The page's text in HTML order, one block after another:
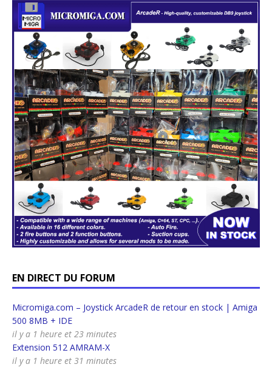
EN DIRECT DU FORUM
Micromiga.com – Joystick ArcadeR de retour en stock | Amiga
500 8MB + IDE
il y a 1 heure et 23 minutes
Extension 512 AMRAM-X
il y a 1 heure et 31 minutes